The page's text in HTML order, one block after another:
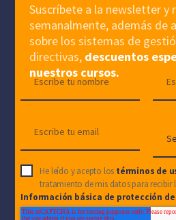
Suscríbete a la newsletter y
semanalmente, además de
sobre los sistemas de
directivas, descuentos
nuestros cursos.
He leído y acepto los términos de
tratamiento de mis datos para
Información básica de protección